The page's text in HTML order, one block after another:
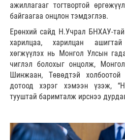
ажиллагааг тогтвортой
байгаагаа онцлон тэмдэглэв.
Ерөнхий сайд Н.Учрал БНХАУ-
харилцаа, харилцан
хөгжүүлэх нь Монгол Улсын
чиглэл болохыг онцолж,
Шинжаан, Төвөдтэй
дотоод хэрэг хэмээн үзэж,
тууштай баримталж ирснээ